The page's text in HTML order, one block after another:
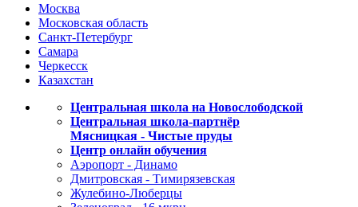
Москва
Московская область
Санкт-Петербург
Самара
Черкесск
Казахстан
Центральная школа на Новослободской
Центральная школа-партнёр
Мясницкая - Чистые пруды
Центр онлайн обучения
Аэропорт - Динамо
Дмитровская - Тимирязевская
Жулебино-Люберцы